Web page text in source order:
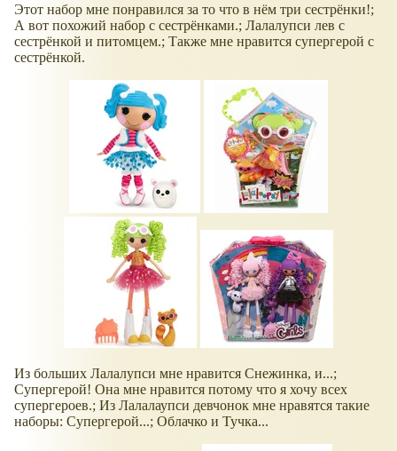
Этот набор мне понравился за то что в нём три сестрёнки!;
А вот похожий набор с сестрёнками.; Лалалупси лев с
сестрёнкой и питомцем.; Также мне нравится супергерой с
сестрёнкой.
Из больших Лалалупси мне нравится Снежинка, и...;
Супергерой! Она мне нравится потому что я хочу всех
супергероев.; Из Лалалаупси девчонок мне нравятся такие
наборы: Супергерой...; Облачко и Тучка...